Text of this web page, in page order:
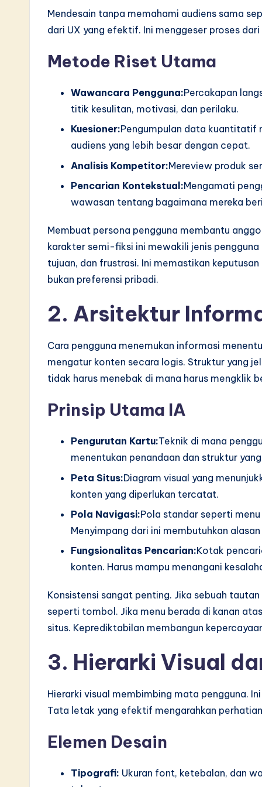
ft
Mendesain tanpa memahami audiens sama
dari UX yang efektif. Ini menggeser proses
Metode Riset Utama
Wawancara Pengguna:Percakapan
titik kesulitan, motivasi, dan perilaku.
Kuesioner:Pengumpulan data kuantitatif
audiens yang lebih besar dengan cepat.
Analisis Kompetitor:Mereview produk
Pencarian Kontekstual:Mengamati
wawasan tentang bagaimana mereka
Membuat persona pengguna membantu
karakter semi-fiksi ini mewakili jenis
tujuan, dan frustrasi. Ini memastikan
bukan preferensi pribadi.
2. Arsitektur
Cara pengguna menemukan informasi
mengatur konten secara logis. Struktur yang
tidak harus menebak di mana harus mengklik
Prinsip Utama IA
Pengurutan Kartu:Teknik di mana
menentukan penandaan dan struktur
Peta Situs:Diagram visual yang
konten yang diperlukan tercatat.
Pola Navigasi:Pola standar seperti
Menyimpang dari ini membutuhkan
Fungsionalitas Pencarian:Kotak
konten. Harus mampu menangani
Konsistensi sangat penting. Jika sebuah
seperti tombol. Jika menu berada di kanan
situs. Keprediktabilan membangun
3. Hierarki Visual
Hierarki visual membimbing mata pengguna.
Tata letak yang efektif mengarahkan
Elemen Desain
Tipografi: Ukuran font, ketebalan, dan